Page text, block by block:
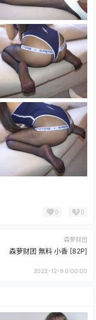
0 0
森萝财团
森萝财团 無料 小香 [82P]
2022-12-9 0:00:00